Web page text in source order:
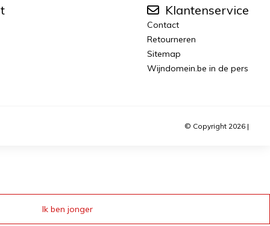
Klantenservice
Contact
Retourneren
Sitemap
Wijndomein.be in de pers
© Copyright 2026 |
Ik ben jonger